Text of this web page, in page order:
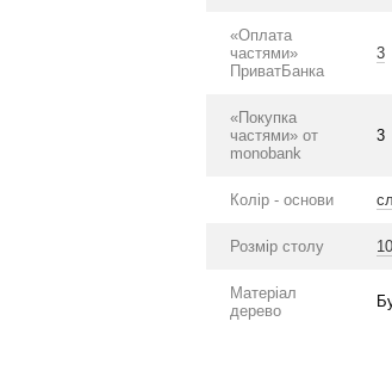
«Оплата
частями»
ПриватБанка
3
«Покупка
частями» от
monobank
3
Колір - основи
Розмір столу
Матеріал
дерево